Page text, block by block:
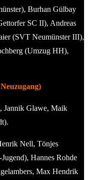
Burhan Gülbay
SC II), Andreas
(SVT Neumünster III),
(Umzug HH),
Jannik Glawe, Maik
Nell, Tönjes
Hannes Rohde
Max Hendrik